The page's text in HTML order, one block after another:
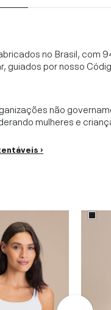
no Brasil, com
guiados por nosso
não
mulheres e
›